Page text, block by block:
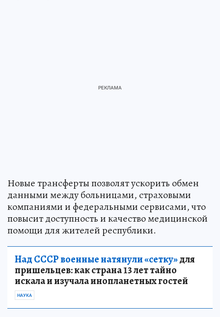
Новые трансферты позволят ускорить обмен
данными между больницами, страховыми
компаниями и федеральными сервисами, что
повысит доступность и качество медицинской
помощи для жителей республики.
Над СССР военные натянули «сетку»для
пришельцев: как страна 13 лет тайно
искала и изучала инопланетных гостей
НАУКА